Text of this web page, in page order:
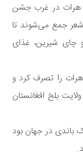
هرات در غرب جشن
جمع می‌شوند تا
چای شیرین، غذای
میلاد، شهر هرات را تصرف کرد و
بلخ افغانستان
باندی در جهان بود